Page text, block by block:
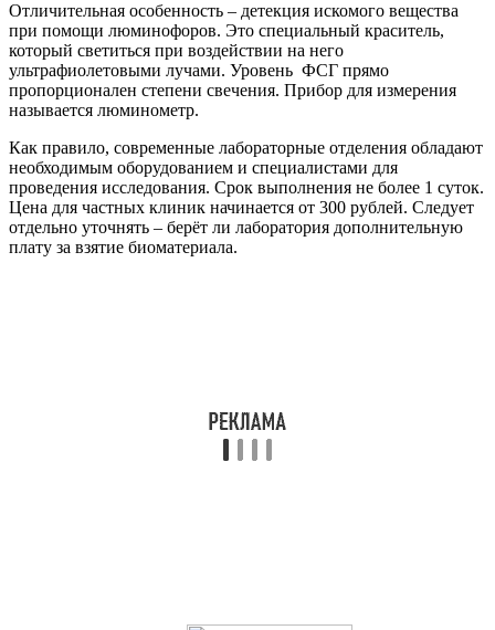
Отличительная особенность – детекция искомого вещества
при помощи люминофоров. Это специальный краситель,
который светиться при воздействии на него
ультрафиолетовыми лучами. Уровень ФСГ прямо
пропорционален степени свечения. Прибор для измерения
называется люминометр.
Как правило, современные лабораторные отделения обладают
необходимым оборудованием и специалистами для
проведения исследования. Срок выполнения не более 1 суток.
Цена для частных клиник начинается от 300 рублей. Следует
отдельно уточнять – берёт ли лаборатория дополнительную
плату за взятие биоматериала.